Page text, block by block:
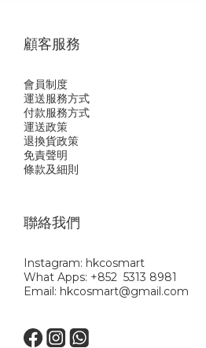
顧客服務
會員制度
運送服務方式
付款服務方式
運送政策
退換貨政策
免責聲明
條款及細則
聯絡我們
Instagram: hkcosmart
What Apps: +852 5313 8981
Email: hkcosmart@gmail.com